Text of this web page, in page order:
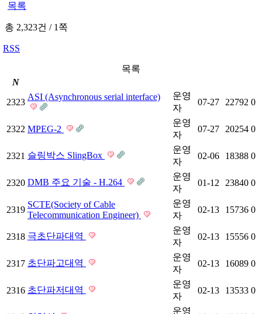
목록
총 2,323건 /1쪽
RSS
목록
N
2323
ASI (Asynchronous serial interface)
운영
자
07-27 22792 0
2322 MPEG-2
운영
자
07-27 20254 0
2321 슬링박스 SlingBox
운영
자
02-06 18388 0
2320 DMB 주요 기술 - H.264
운영
자
01-12 23840 0
2319
SCTE(Society of Cable
Telecommunication Engineer)
운영
자
02-13 15736 0
2318 극초단파대역
운영
자
02-13 15556 0
2317 초단파고대역
운영
자
02-13 16089 0
2316 초단파저대역
운영
자
02-13 13533 0
운영